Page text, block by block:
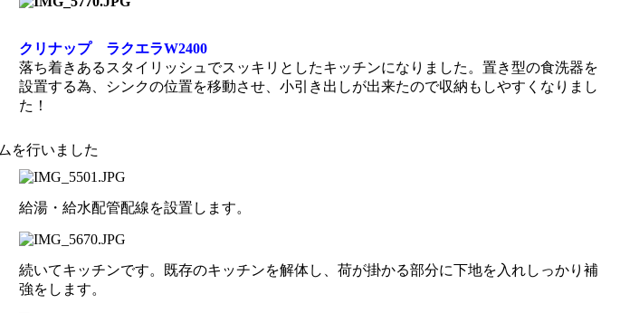
クリナップ ラクエラW2400
落ち着きあるスタイリッシュでスッキリとしたキッチンになりました。置き型の食洗器を
設置する為、シンクの位置を移動させ、小引き出しが出来たので収納もしやすくなりまし
た！
給湯・給水配管配線を設置します。
続いてキッチンです。
既存のキッチンを解体し、荷が掛かる部分に下地を入れしっかり補
強をします。